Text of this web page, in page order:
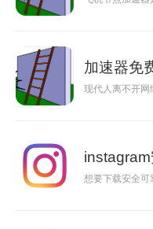
加速器免
现代人离不开网
想要下载安全可